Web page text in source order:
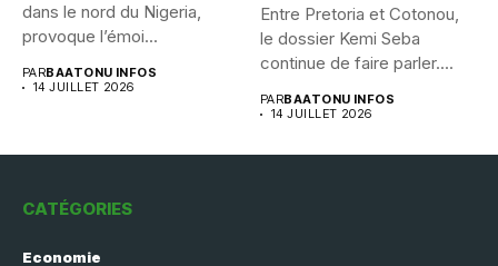
dans le nord du Nigeria,
provoque l’émoi...
PARBAATONU INFOS
14 JUILLET 2026
Entre Pretoria et Cotonou,
le dossier Kemi Seba
continue de faire parler....
PARBAATONU INFOS
14 JUILLET 2026
CATÉGORIES
Economie